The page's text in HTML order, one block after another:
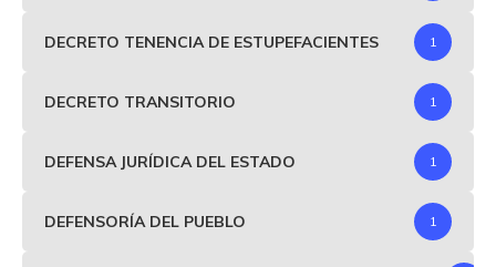
DECRETO TENENCIA DE ESTUPEFACIENTES 1
DECRETO TRANSITORIO 1
DEFENSA JURÍDICA DEL ESTADO 1
DEFENSORÍA DEL PUEBLO 1